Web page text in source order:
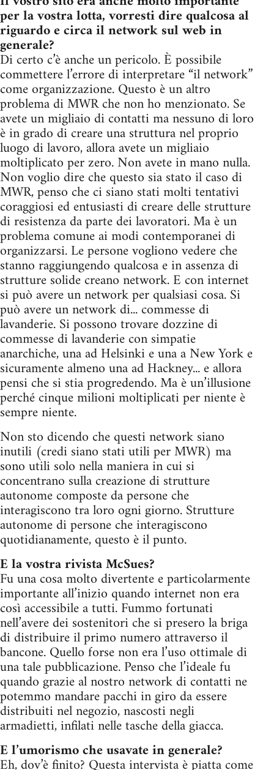
per la vostra lotta, vorresti dire qualcosa al
riguardo e circa il network sul web in
generale?
Di certo c’è anche un pericolo. È possibile
commettere l’errore di interpretare “il network”
come organizzazione. Questo è un altro
problema di MWR che non ho menzionato. Se
avete un migliaio di contatti ma nessuno di loro
è in grado di creare una struttura nel proprio
luogo di lavoro, allora avete un migliaio
moltiplicato per zero. Non avete in mano nulla.
Non voglio dire che questo sia stato il caso di
MWR, penso che ci siano stati molti tentativi
coraggiosi ed entusiasti di creare delle strutture
di resistenza da parte dei lavoratori. Ma è un
problema comune ai modi contemporanei di
organizzarsi. Le persone vogliono vedere che
stanno raggiungendo qualcosa e in assenza di
strutture solide creano network. E con internet
si può avere un network per qualsiasi cosa. Si
può avere un network di... commesse di
lavanderie. Si possono trovare dozzine di
commesse di lavanderie con simpatie
anarchiche, una ad Helsinki e una a New York e
sicuramente almeno una ad Hackney... e allora
pensi che si stia progredendo. Ma è un’illusione
perché cinque milioni moltiplicati per niente è
sempre niente.
Non sto dicendo che questi network siano
inutili (credi siano stati utili per MWR) ma
sono utili solo nella maniera in cui si
concentrano sulla creazione di strutture
autonome composte da persone che
interagiscono tra loro ogni giorno. Strutture
autonome di persone che interagiscono
quotidianamente, questo è il punto.
E la vostra rivista McSues?
Fu una cosa molto divertente e particolarmente
importante all’inizio quando internet non era
così accessibile a tutti. Fummo fortunati
nell’avere dei sostenitori che si presero la briga
di distribuire il primo numero attraverso il
bancone. Quello forse non era l’uso ottimale di
una tale pubblicazione. Penso che l’ideale fu
quando grazie al nostro network di contatti ne
potemmo mandare pacchi in giro da essere
distribuiti nel negozio, nascosti negli
armadietti, infilati nelle tasche della giacca.
E l’umorismo che usavate in generale?